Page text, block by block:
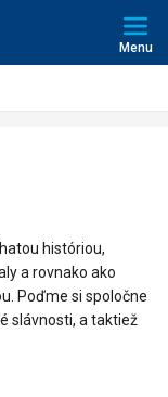
Menu
históriou,
a rovnako ako
Poďme si spoločne
slávnosti, a taktiež